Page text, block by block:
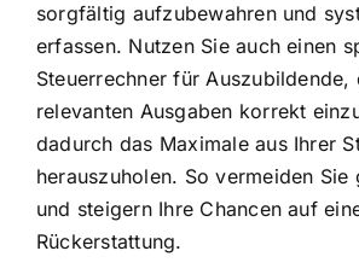
sorgfältig aufzubewahren und
erfassen. Nutzen Sie auch einen
Steuerrechner für
relevanten Ausgaben korrekt
dadurch das Maximale aus Ihrer
herauszuholen. So vermeiden Sie
und steigern Ihre Chancen auf
Rückerstattung.